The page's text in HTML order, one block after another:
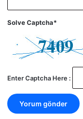
Solve Captcha*
Enter Captcha Here :